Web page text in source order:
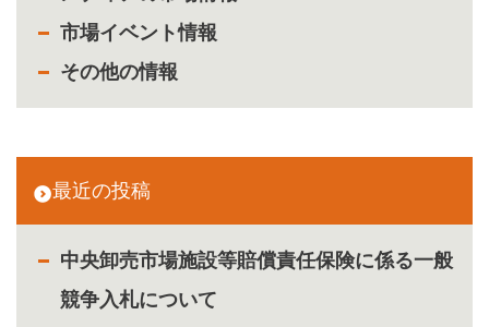
市場イベント情報
その他の情報
最近の投稿
中央卸売市場施設等賠償責任保険に係る一般
競争入札について